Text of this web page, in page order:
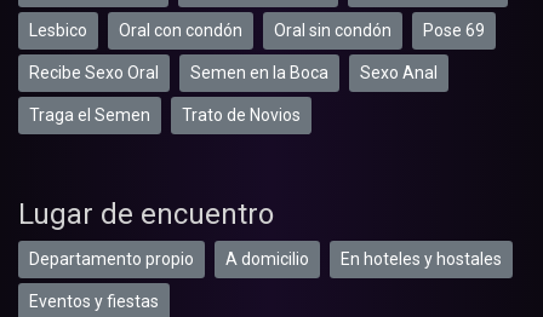
Lesbico Oral con condón Oral sin condón Pose 69
Recibe Sexo Oral Semen en la Boca Sexo Anal
Traga el Semen Trato de Novios
Lugar de encuentro
Departamento propio A domicilio En hoteles y hostales
Eventos y fiestas